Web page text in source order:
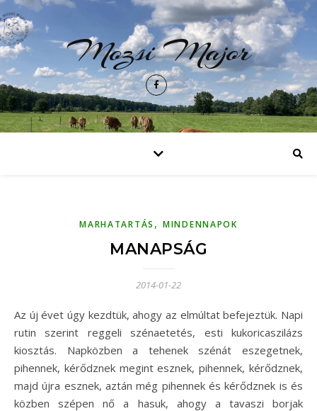
Mozsi Major
MARHATARTÁS , MINDENNAPOK
MANAPSÁG
2014-01-22
Az új évet úgy kezdtük, ahogy az elmúltat befejeztük. Napi
rutin szerint reggeli szénaetetés, esti kukoricaszilázs
kiosztás. Napközben a tehenek szénát eszegetnek,
pihennek, kérődznek megint esznek, pihennek, kérődznek,
majd újra esznek, aztán még pihennek és kérődznek is és
közben szépen nő a hasuk, ahogy a tavaszi borjak